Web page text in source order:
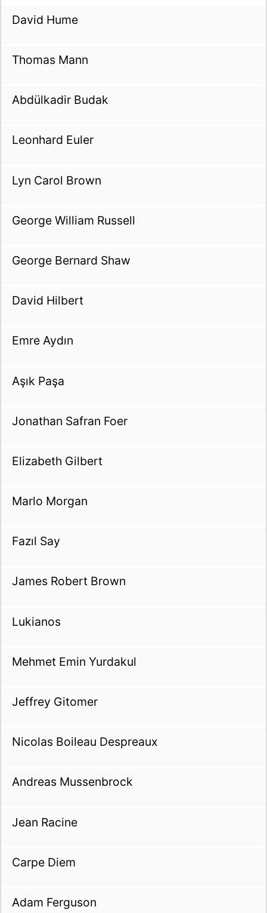
David Hume
Thomas Mann
Abdülkadir Budak
Leonhard Euler
Lyn Carol Brown
George William Russell
George Bernard Shaw
David Hilbert
Emre Aydın
Aşık Paşa
Jonathan Safran Foer
Elizabeth Gilbert
Marlo Morgan
Fazıl Say
James Robert Brown
Lukianos
Mehmet Emin Yurdakul
Jeffrey Gitomer
Nicolas Boileau Despreaux
Andreas Mussenbrock
Jean Racine
Carpe Diem
Adam Ferguson